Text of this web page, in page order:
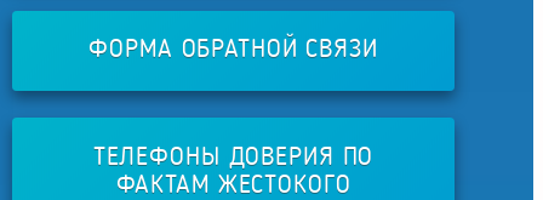
ФОРМА ОБРАТНОЙ СВЯЗИ
ТЕЛЕФОНЫ ДОВЕРИЯ ПО
ФАКТАМ ЖЕСТОКОГО